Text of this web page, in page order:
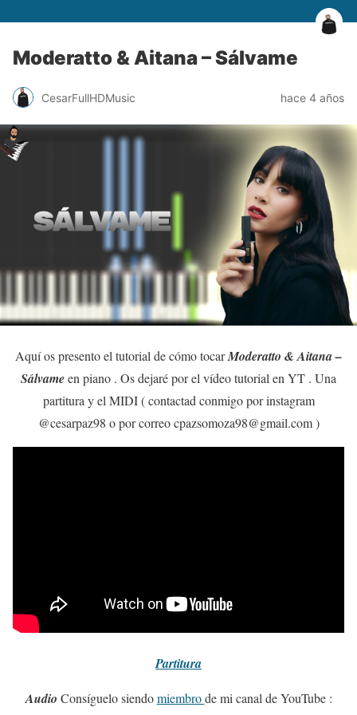
Moderatto & Aitana – Sálvame
CesarFullHDMusic hace 4 años
Aquí os presento el tutorial de cómo tocarModeratto & Aitana –
Sálvameen piano . Os dejaré por el vídeo tutorial en YT . Una
partitura y el MIDI ( contactad conmigo por instagram
@cesarpaz98 o por correo cpazsomoza98@gmail.com )
Partitura
Audio Consíguelo siendomiembrode mi canal de YouTube :